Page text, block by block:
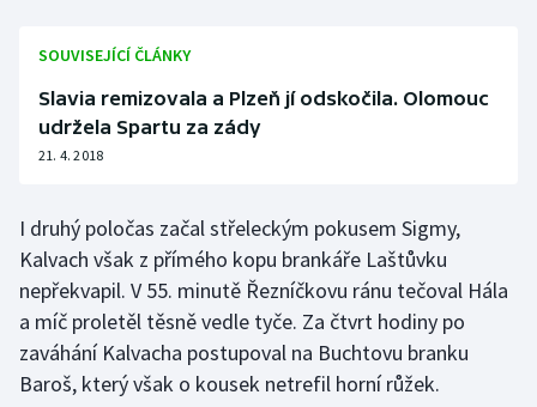
Plavání
Plážový volejbal
Rychlobruslení
Rychlostní kanoistika
Short track
SOUVISEJÍCÍ ČLÁNKY
Slavia remizovala a Plzeň jí odskočila. Olomouc
udržela Spartu za zády
21. 4. 2018
I druhý poločas začal střeleckým pokusem Sigmy,
Kalvach však z přímého kopu brankáře Laštůvku
nepřekvapil. V 55. minutě Řezníčkovu ránu tečoval Hála
a míč proletěl těsně vedle tyče. Za čtvrt hodiny po
zaváhání Kalvacha postupoval na Buchtovu branku
Baroš, který však o kousek netrefil horní růžek.